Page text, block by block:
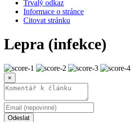
Trvalý odkaz
Informace o stránce
Citovat stránku
Lepra (infekce)
×
Odeslat